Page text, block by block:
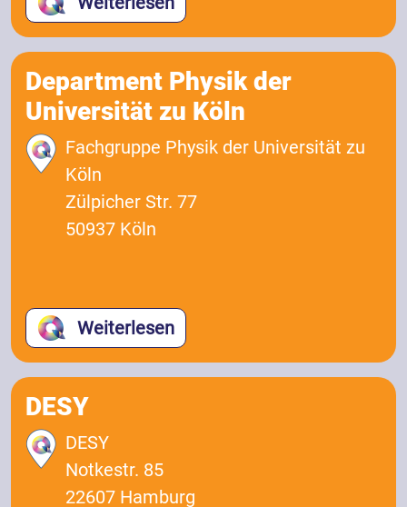
Department Physik der
Universität zu Köln
Fachgruppe Physik der Universität zu
Köln
Zülpicher Str. 77
50937 Köln
Weiterlesen
DESY
DESY
Notkestr. 85
22607 Hamburg